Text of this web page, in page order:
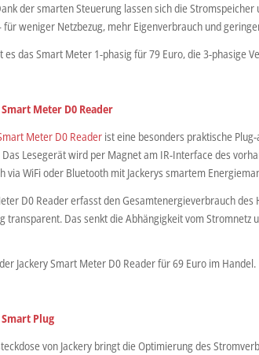
der smarten Steuerung lassen sich die
für weniger Netzbezug, mehr Eigenverbrauch und
es das Smart Meter 1-phasig für 79 Euro, die 3-phasige
Meter D0 Reader
Meter D0 Reader ist eine besonders praktische
Lesegerät wird per Magnet am IR-Interface des
via WiFi oder Bluetooth mit Jackerys smartem
D0 Reader erfasst den Gesamtenergieverbrauch des
transparent. Das senkt die Abhängigkeit vom Stromnetz
Jackery Smart Meter D0 Reader für 69 Euro im Handel.
Plug
von Jackery bringt die Optimierung des